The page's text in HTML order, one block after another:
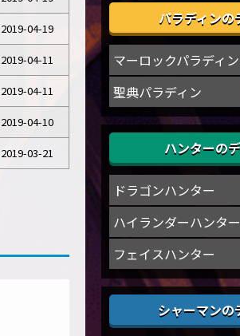
2019-04-19
2019-04-11
2019-04-11
2019-04-10
2019-03-21
パラディンの
マーロックパラディン
聖典パラディン
ハンターの
ドラゴンハンター
ハイランダーハンター
フェイスハンター
シャーマンの